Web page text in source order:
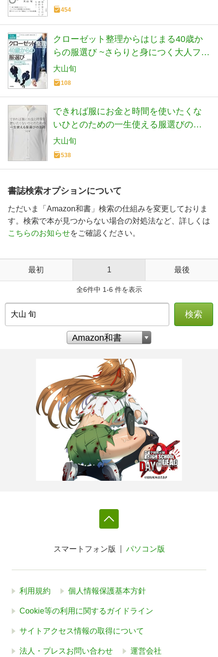
454
クローゼット整理からはじまる40歳か
らの服選び ~さらりと身につく大人ファ
ッションの新ルール (大人の自由時間
mini)
大山旬
108
できれば服にお金と時間を使いたくな
いひとのための一生使える服選びの法
則
大山旬
538
書誌検索オプションについて
ただいま「Amazon和書」検索の仕組みを変更しておりま
す。検索で本が見つからない場合の対処法など、詳しくは
こちらのお知らせをご確認ください。
最初 1 最後
全6件中 1-6 件を表示
検索
スマートフォン版 パソコン版
利用規約 個人情報保護基本方針
Cookie等の利用に関するガイドライン
サイトアクセス情報の取得について
法人・プレスお問い合わせ 運営会社